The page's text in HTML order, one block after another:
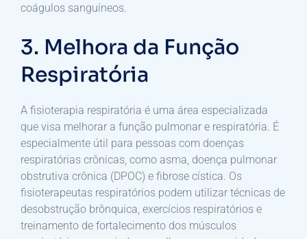
coágulos sanguíneos.
3. Melhora da Função
Respiratória
A fisioterapia respiratória é uma área especializada
que visa melhorar a função pulmonar e respiratória. É
especialmente útil para pessoas com doenças
respiratórias crônicas, como asma, doença pulmonar
obstrutiva crônica (DPOC) e fibrose cística. Os
fisioterapeutas respiratórios podem utilizar técnicas de
desobstrução brônquica, exercícios respiratórios e
treinamento de fortalecimento dos músculos